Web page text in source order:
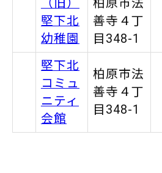
（旧）
堅下北
幼稚園
柏原市法
善寺４丁
目348-1
堅下北
コミュ
ニティ
会館
柏原市法
善寺４丁
目348-1